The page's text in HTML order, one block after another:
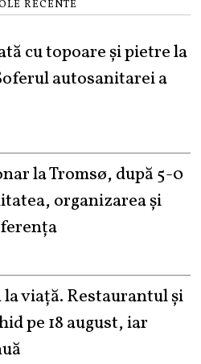
RECENTE
cu topoare și pietre la
autosanitarei a
la Tromsø, după 5-0
organizarea și
viață. Restaurantul și
pe 18 august, iar